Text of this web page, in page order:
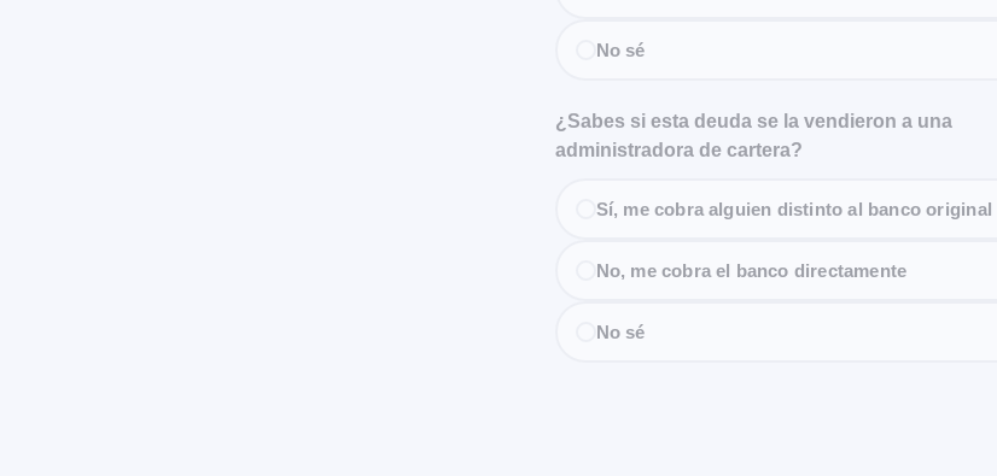
No sé
¿Sabes si esta deuda se la vendieron a una
administradora de cartera?
Sí, me cobra alguien distinto al banco original
No, me cobra el banco directamente
No sé